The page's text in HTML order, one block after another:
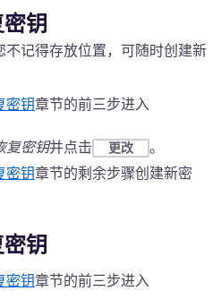
钥
记得存放位置，可随时创建新
密钥章节的前三步进入
复密钥并点击 更改
。
密钥章节的剩余步骤创建新密
钥
密钥章节的前三步进入